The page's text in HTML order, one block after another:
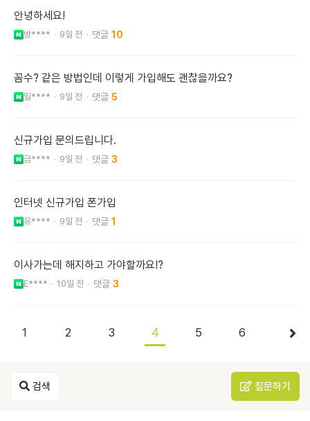
안녕하세요!
방**** 9일 전 10
꼼수? 같은 방법인데 이렇게 가입해도 괜찮을까요?
밀**** 9일 전 5
신규가입 문의드립니다.
금**** 9일 전 3
인터넷 신규가입 폰가입
유**** 9일 전 1
이사가는데 해지하고 가야할까요!?
E**** 10일 전 3
1 2 3 4 5 6
검색 질문하기